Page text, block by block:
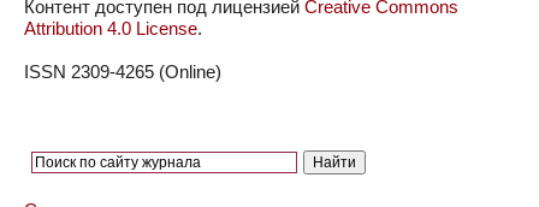
Контент доступен под лицензией Creative Commons
Attribution 4.0 License.
ISSN 2309-4265 (Online)